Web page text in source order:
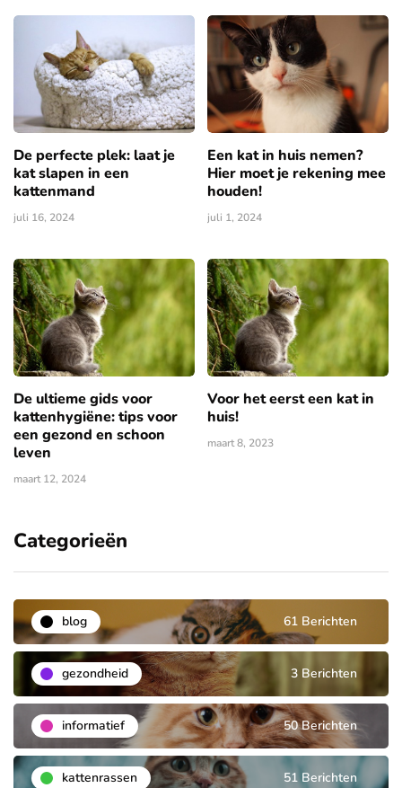
De perfecte plek: laat je
kat slapen in een
kattenmand
juli 16, 2024
Een kat in huis nemen?
Hier moet je rekening mee
houden!
juli 1, 2024
De ultieme gids voor
kattenhygiëne: tips voor
een gezond en schoon
leven
maart 12, 2024
Voor het eerst een kat in
huis!
maart 8, 2023
Categorieën
blog 61 Berichten
gezondheid 3 Berichten
informatief 50 Berichten
kattenrassen 51 Berichten